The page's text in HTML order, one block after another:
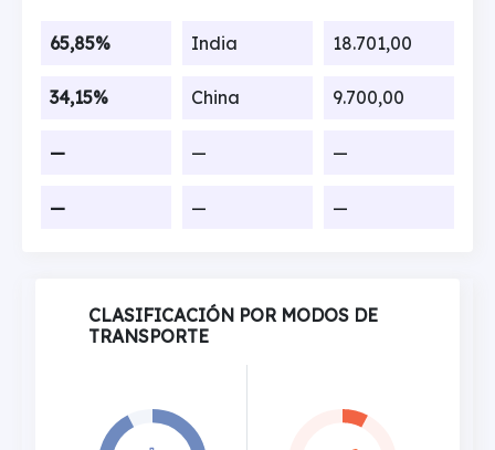
65,85% India 18.701,00
34,15% China 9.700,00
— — —
— — —
CLASIFICACIÓN POR MODOS DE
TRANSPORTE